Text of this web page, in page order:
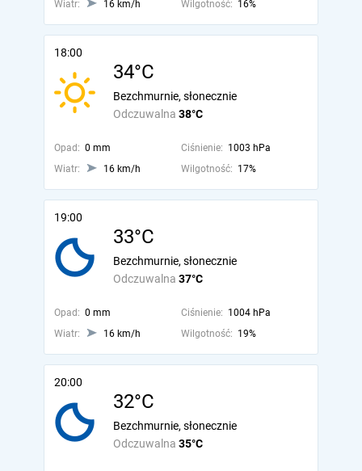
Wiatr:
16 km/h Wilgotność: 16%
18:00
34°C
Odczuwalna 38°C
Bezchmurnie, słonecznie
Opad: 0 mm Ciśnienie: 1003 hPa
Wiatr:
16 km/h Wilgotność: 17%
19:00
33°C
Odczuwalna 37°C
Bezchmurnie, słonecznie
Opad: 0 mm Ciśnienie: 1004 hPa
Wiatr:
16 km/h Wilgotność: 19%
20:00
32°C
Odczuwalna 35°C
Bezchmurnie, słonecznie